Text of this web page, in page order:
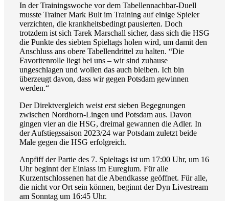
In der Trainingswoche vor dem Tabellennachbar-Duell
musste Trainer Mark Bult im Training auf einige Spieler
verzichten, die krankheitsbedingt pausierten. Doch
trotzdem ist sich Tarek Marschall sicher, dass sich die HSG
die Punkte des siebten Spieltags holen wird, um damit den
Anschluss ans obere Tabellendrittel zu halten. “Die
Favoritenrolle liegt bei uns – wir sind zuhause
ungeschlagen und wollen das auch bleiben. Ich bin
überzeugt davon, dass wir gegen Potsdam gewinnen
werden.“
Der Direktvergleich weist erst sieben Begegnungen
zwischen Nordhorn-Lingen und Potsdam aus. Davon
gingen vier an die HSG, dreimal gewannen die Adler. In
der Aufstiegssaison 2023/24 war Potsdam zuletzt beide
Male gegen die HSG erfolgreich.
Anpfiff der Partie des 7. Spieltags ist um 17:00 Uhr, um 16
Uhr beginnt der Einlass im Euregium. Für alle
Kurzentschlossenen hat die Abendkasse geöffnet. Für alle,
die nicht vor Ort sein können, beginnt der Dyn Livestream
am Sonntag um 16:45 Uhr.